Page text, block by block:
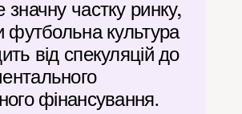
значну частку ринку,
футбольна культура
від спекуляцій до
фінансування.